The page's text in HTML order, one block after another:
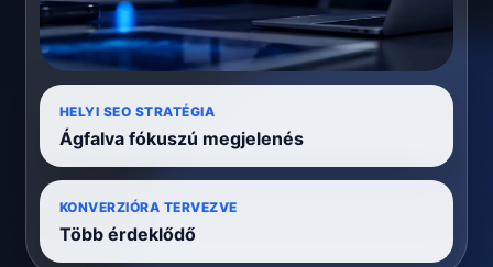
HELYI SEO STRATÉGIA
Ágfalva fókuszú megjelenés
KONVERZIÓRA TERVEZVE
Több érdeklődő